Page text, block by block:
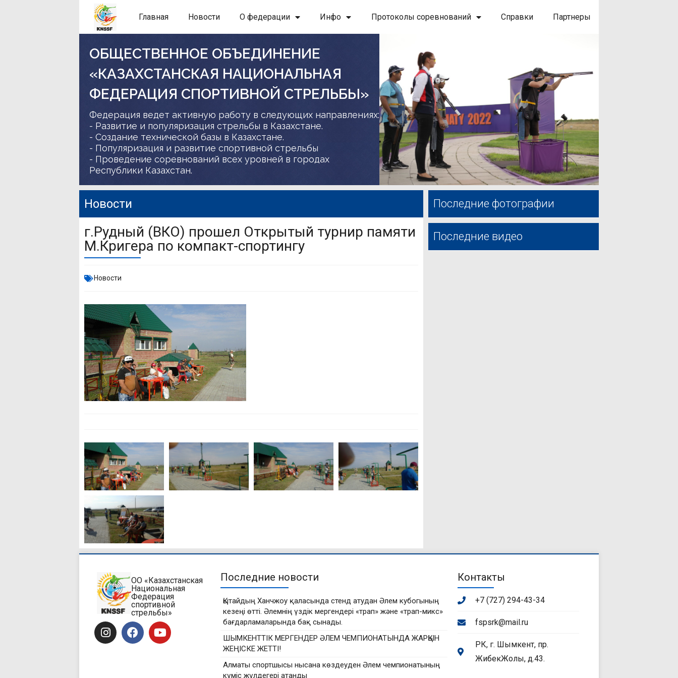
Главная Новости О федерации Инфо Протоколы соревнований Справки Партнеры
ОБЩЕСТВЕННОЕ ОБЪЕДИНЕНИЕ
«КАЗАХСТАНСКАЯ НАЦИОНАЛЬНАЯ
ФЕДЕРАЦИЯ СПОРТИВНОЙ СТРЕЛЬБЫ»
Федерация ведет активную работу в следующих направлениях:
- Развитие и популяризация стрельбы в Казахстане.
- Создание технической базы в Казахстане.
- Популяризация и развитие спортивной стрельбы
- Проведение соревнований всех уровней в городах
Республики Казахстан.
Новости
г.Рудный (ВКО) прошел Открытый турнир памяти
М.Кригера по компакт-спортингу
Новости
Последние фотографии
Последние видео
ОО «Казахстанская
Национальная
Федерация
спортивной
стрельбы»
Последние новости
Қытайдың Ханчжоу қаласында стенд атудан Әлем кубогының
кезеңі өтті. Әлемнің үздік мергендері «трап» және «трап-микс»
бағдарламаларында бақ сынады.
ШЫМКЕНТТІК МЕРГЕНДЕР ӘЛЕМ ЧЕМПИОНАТЫНДА ЖАРҚЫН
ЖЕҢІСКЕ ЖЕТТІ!
Алматы спортшысы нысана көздеуден Әлем чемпионатының
күміс жүлдегері атанды
Контакты
+7 (727) 294-43-34
fspsrk@mail.ru
РК, г. Шымкент, пр.
ЖибекЖолы, д.43.